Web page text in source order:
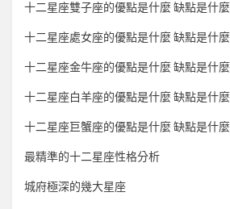
十二星座雙子座的優點是什麼 缺點是什麼
十二星座處女座的優點是什麼 缺點是什麼
十二星座金牛座的優點是什麼 缺點是什麼
十二星座白羊座的優點是什麼 缺點是什麼
十二星座巨蟹座的優點是什麼 缺點是什麼
最精準的十二星座性格分析
城府極深的幾大星座